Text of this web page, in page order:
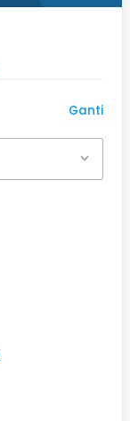
Ganti